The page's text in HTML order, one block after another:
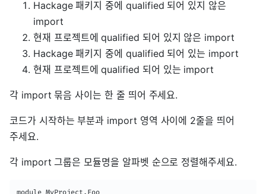
Hackage 패키지 중에 qualified 되어 있지 않은
import
현재 프로젝트에 qualified 되어 있지 않은 import
Hackage 패키지 중에 qualified 되어 있는 import
현재 프로젝트에 qualified 되어 있는 import
각 import 묶음 사이는 한 줄 띄어 주세요.
코드가 시작하는 부분과 import 영역 사이에 2줄을 띄어
주세요.
각 import 그룹은 모듈명을 알파벳 순으로 정렬해주세요.
module MyProject.Foo